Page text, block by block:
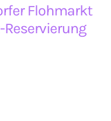
Flohmarkt